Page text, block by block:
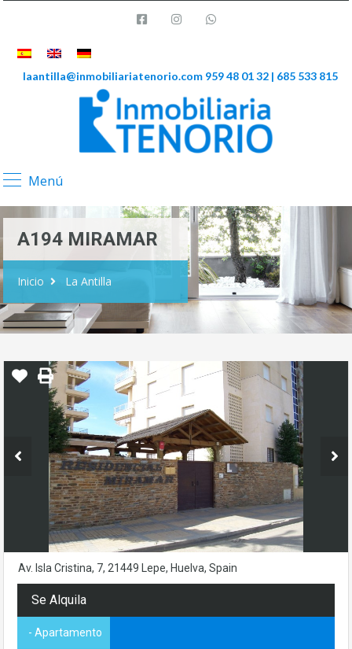
laantilla@inmobiliariatenorio.com 959 48 01 32 | 685 533 815
Menú
A194 MIRAMAR
Inicio La Antilla
Av. Isla Cristina, 7, 21449 Lepe, Huelva, Spain
Se Alquila
- Apartamento